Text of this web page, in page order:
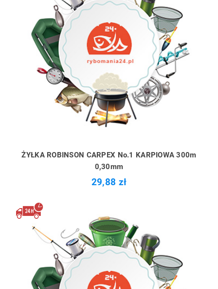
ŻYŁKA ROBINSON CARPEX No.1 KARPIOWA 300m
0,30mm
29,88 zł